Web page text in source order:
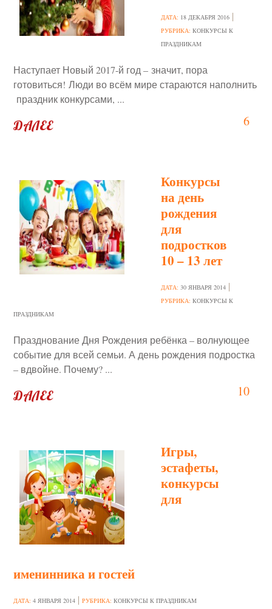
ДАТА: 18 ДЕКАБРЯ 2016
РУБРИКА:КОНКУРСЫ К
ПРАЗДНИКАМ
6
Наступает Новый 2017-й год – значит, пора
готовиться! Люди во всём мире стараются наполнить
праздник конкурсами, ...
ДАЛЕЕ
Конкурсы
на день
рождения
для
подростков
10 – 13 лет
ДАТА:30 ЯНВАРЯ 2014
РУБРИКА:КОНКУРСЫ К
ПРАЗДНИКАМ
10
Празднование Дня Рождения ребёнка – волнующее
событие для всей семьи. А день рождения подростка
– вдвойне. Почему? ...
ДАЛЕЕ
Игры,
эстафеты,
конкурсы
для
именинника и гостей
ДАТА:4 ЯНВАРЯ 2014 РУБРИКА:КОНКУРСЫ К ПРАЗДНИКАМ